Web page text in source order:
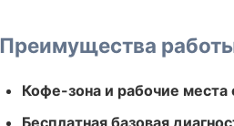
Преимущества
Кофе-зона и рабочие места
Бесплатная базовая